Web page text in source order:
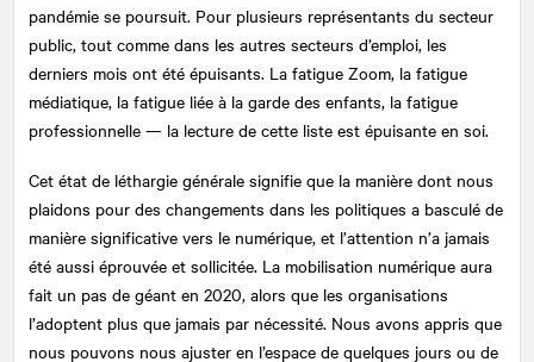
pandémie se poursuit. Pour plusieurs représentants du secteur
public, tout comme dans les autres secteurs d’emploi, les
derniers mois ont été épuisants. La fatigue Zoom, la fatigue
médiatique, la fatigue liée à la garde des enfants, la fatigue
professionnelle — la lecture de cette liste est épuisante en soi.
Cet état de léthargie générale signifie que la manière dont nous
plaidons pour des changements dans les politiques a basculé de
manière significative vers le numérique, et l’attention n’a jamais
été aussi éprouvée et sollicitée. La mobilisation numérique aura
fait un pas de géant en 2020, alors que les organisations
l’adoptent plus que jamais par nécessité. Nous avons appris que
nous pouvons nous ajuster en l’espace de quelques jours ou de